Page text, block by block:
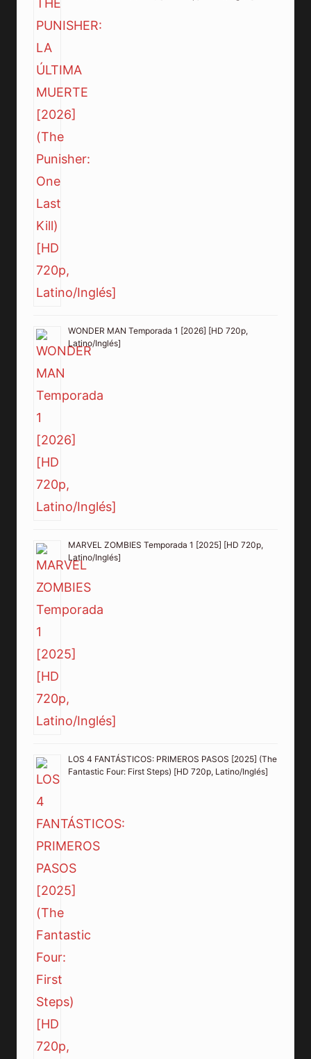
WONDER MAN Temporada 1 [2026] [HD 720p,
Latino/Inglés]
MARVEL ZOMBIES Temporada 1 [2025] [HD 720p,
Latino/Inglés]
LOS 4 FANTÁSTICOS: PRIMEROS PASOS [2025] (The
Fantastic Four: First Steps) [HD 720p, Latino/Inglés]